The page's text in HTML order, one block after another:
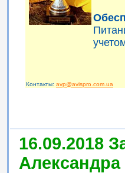
Контакты: avp@avispro.com.ua
16.09.2018